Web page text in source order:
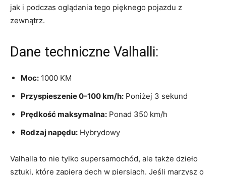
jak ‍i podczas oglądania tego pięknego pojazdu z
zewnątrz.
Dane techniczne Valhalli:
Moc: 1000​ KM
Przyspieszenie 0-100 km/h: ⁢Poniżej 3 sekund
Prędkość maksymalna: Ponad 350 km/h
Rodzaj‍ napędu: Hybrydowy
Valhalla to⁤ nie tylko supersamochód, ale także dzieło
sztuki, które zapiera ⁤dech w piersiach. Jeśli marzysz o⁢